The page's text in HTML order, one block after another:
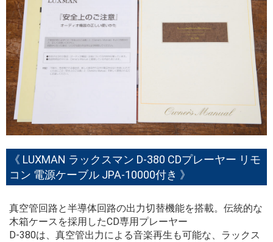
《 LUXMAN ラックスマン D-380 CDプレーヤー リモ
コン 電源ケーブル JPA-10000付き 》
真空管回路と半導体回路の出力切替機能を搭載。伝統的な
木箱ケースを採用したCD専用プレーヤー
D-380は、真空管出力による音楽再生も可能な、ラックス